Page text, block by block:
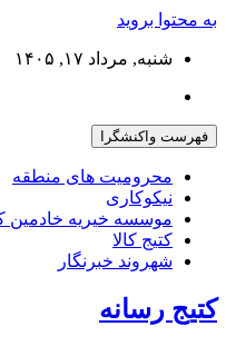
به محتوا بروید
شنبه, مرداد ۱۷, ۱۴۰۵
فهرست واکنشگرا
محرومیت های منطقه
نیکوکاری
موسسه خیریه خادمین
کتیج کالا
شهروند خبرنگار
کتیج رسانه